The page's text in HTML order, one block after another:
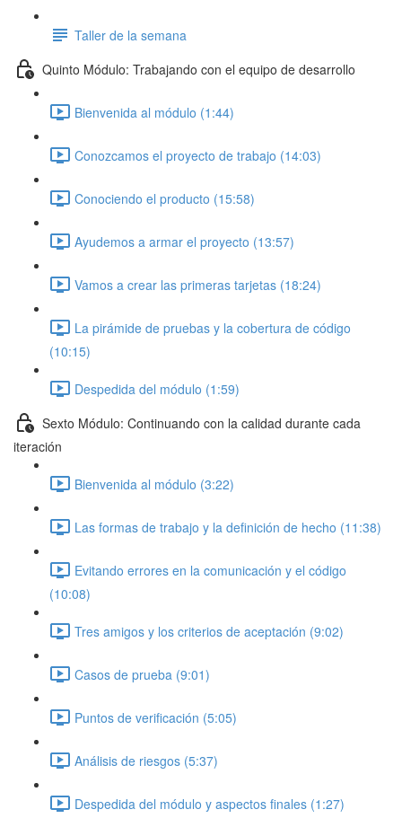
Taller de la semana
Quinto Módulo: Trabajando con el equipo de desarrollo
Bienvenida al módulo (1:44)
Conozcamos el proyecto de trabajo (14:03)
Conociendo el producto (15:58)
Ayudemos a armar el proyecto (13:57)
Vamos a crear las primeras tarjetas (18:24)
La pirámide de pruebas y la cobertura de código
(10:15)
Despedida del módulo (1:59)
Sexto Módulo: Continuando con la calidad durante cada
iteración
Bienvenida al módulo (3:22)
Las formas de trabajo y la definición de hecho (11:38)
Evitando errores en la comunicación y el código
(10:08)
Tres amigos y los criterios de aceptación (9:02)
Casos de prueba (9:01)
Puntos de verificación (5:05)
Análisis de riesgos (5:37)
Despedida del módulo y aspectos finales (1:27)